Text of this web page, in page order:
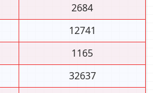
2684
12741
1165
32637